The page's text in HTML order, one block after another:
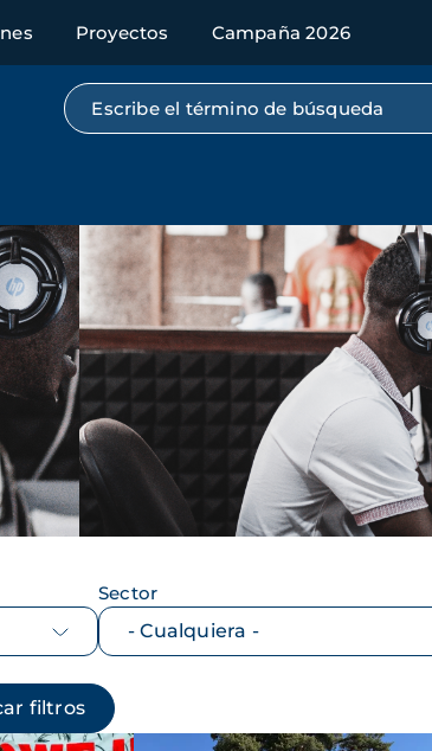
Proyectos Campaña 2026
Búsqueda por texto completo
Imagen
Sector